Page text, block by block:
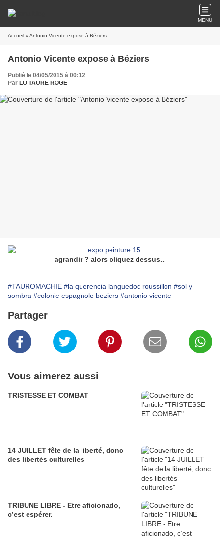
MENU
Accueil » Antonio Vicente expose à Béziers
Antonio Vicente expose à Béziers
Publié le 04/05/2015 à 00:12
Par LO TAURE ROGE
agrandir ? alors cliquez dessus...
#TAUROMACHIE #la querencia languedoc roussillon #sol y
sombra #colonie espagnole beziers #antonio vicente
Partager
Vous aimerez aussi
TRISTESSE ET COMBAT
14 JUILLET fête de la liberté, donc
des libertés culturelles
TRIBUNE LIBRE - Etre aficionado,
c’est espérer.